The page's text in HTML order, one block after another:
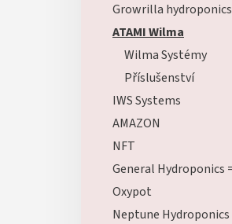
Growrilla hydroponics
ATAMI Wilma
Wilma Systémy
Příslušenství
IWS Systems
AMAZON
NFT
Oxypot
Neptune Hydroponics